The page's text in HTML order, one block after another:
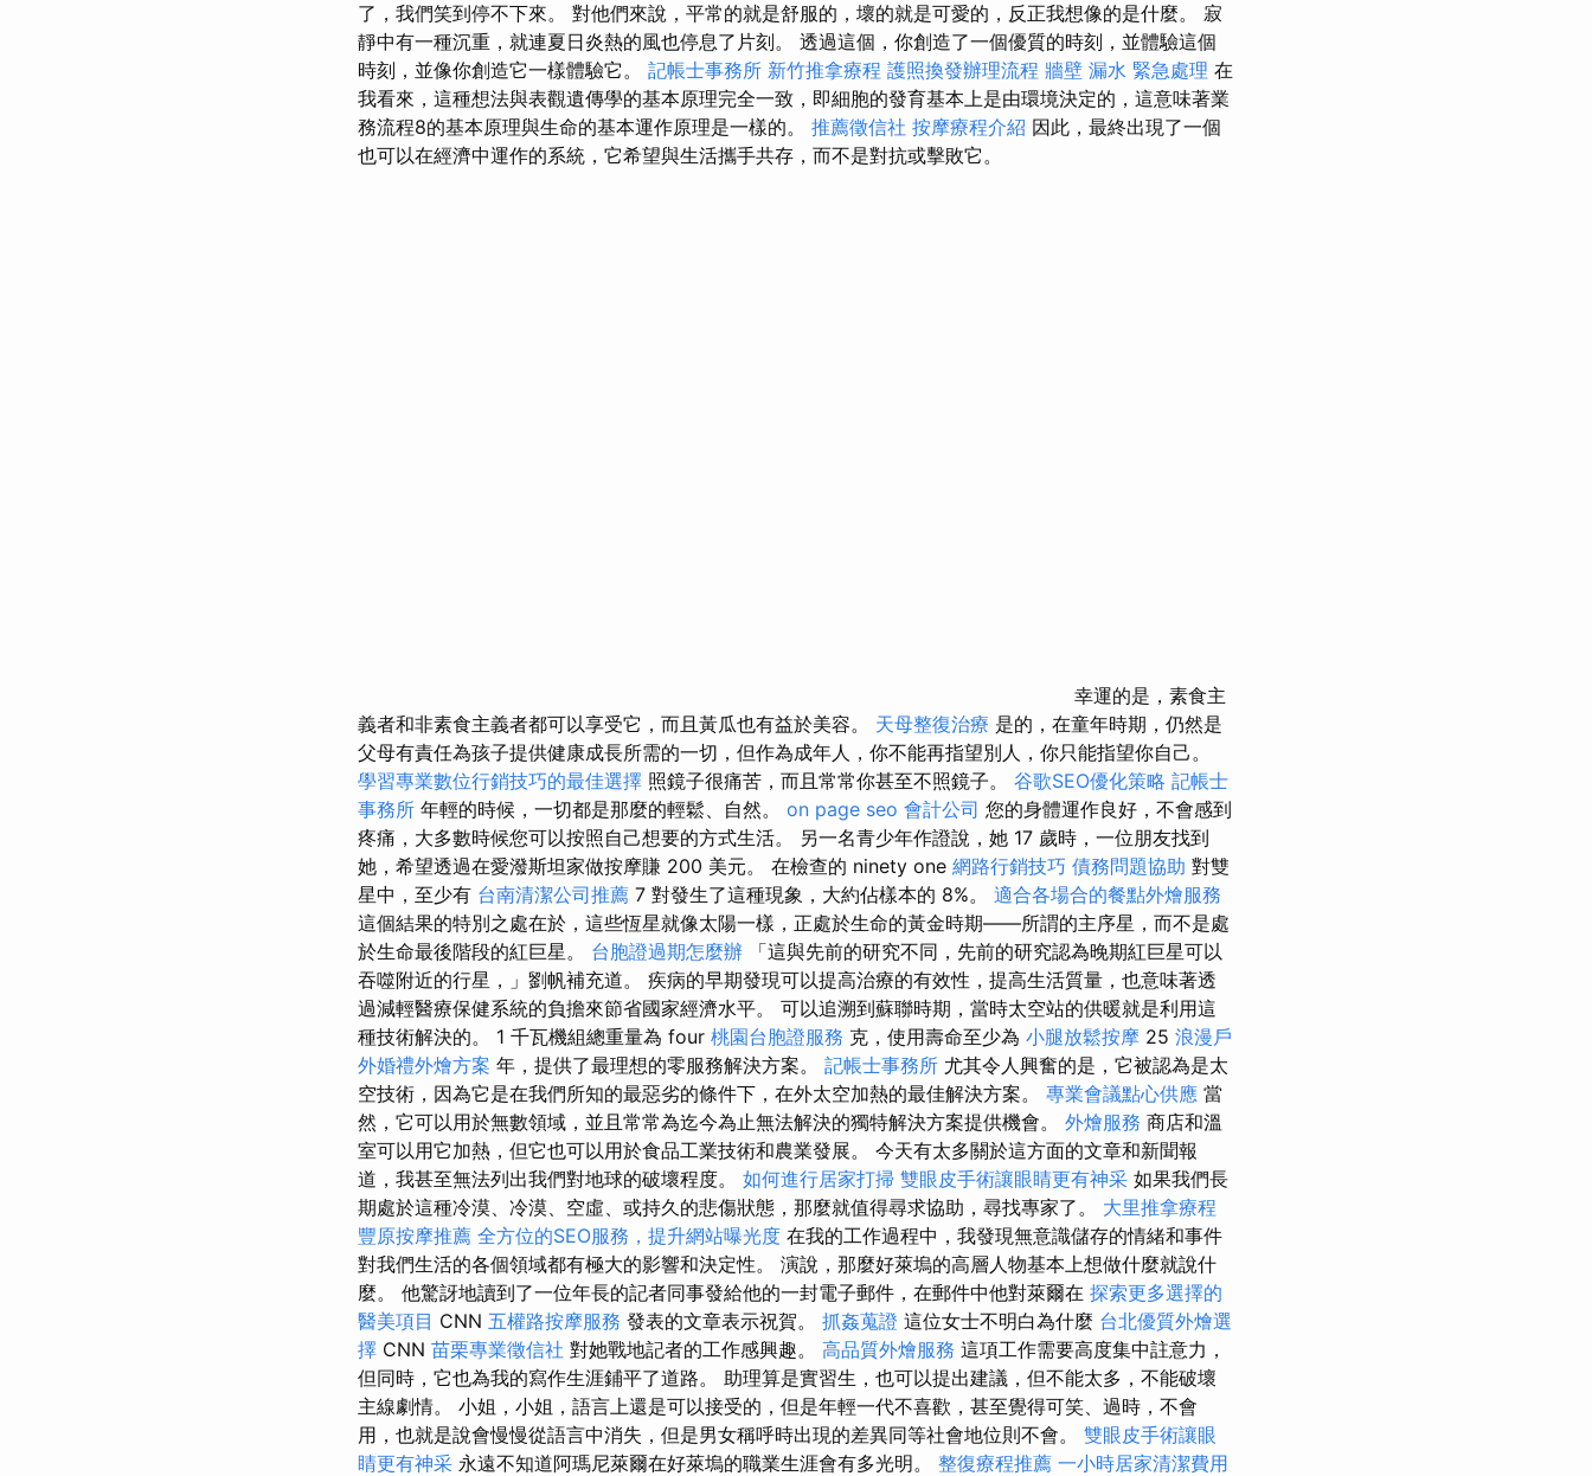
了，我們笑到停不下來。 對他們來說，平常的就是舒服的，壞的就是可愛的，反正我想像的是什麼。 寂
靜中有一種沉重，就連夏日炎熱的風也停息了片刻。 透過這個，你創造了一個優質的時刻，並體驗這個
時刻，並像你創造它一樣體驗它。 記帳士事務所 新竹推拿療程 護照換發辦理流程 牆壁 漏水 緊急處理 在
我看來，這種想法與表觀遺傳學的基本原理完全一致，即細胞的發育基本上是由環境決定的，這意味著業
務流程8的基本原理與生命的基本運作原理是一樣的。 推薦徵信社 按摩療程介紹 因此，最終出現了一個
也可以在經濟中運作的系統，它希望與生活攜手共存，而不是對抗或擊敗它。
幸運的是，素食主
義者和非素食主義者都可以享受它，而且黃瓜也有益於美容。 天母整復治療 是的，在童年時期，仍然是
父母有責任為孩子提供健康成長所需的一切，但作為成年人，你不能再指望別人，你只能指望你自己。
學習專業數位行銷技巧的最佳選擇 照鏡子很痛苦，而且常常你甚至不照鏡子。 谷歌SEO優化策略 記帳士
事務所 年輕的時候，一切都是那麼的輕鬆、自然。 on page seo 會計公司 您的身體運作良好，不會感到
疼痛，大多數時候您可以按照自己想要的方式生活。 另一名青少年作證說，她 17 歲時，一位朋友找到
她，希望透過在愛潑斯坦家做按摩賺 200 美元。 在檢查的 ninety one 網路行銷技巧 債務問題協助 對雙
星中，至少有 台南清潔公司推薦 7 對發生了這種現象，大約佔樣本的 8%。 適合各場合的餐點外燴服務
這個結果的特別之處在於，這些恆星就像太陽一樣，正處於生命的黃金時期——所謂的主序星，而不是處
於生命最後階段的紅巨星。 台胞證過期怎麼辦 「這與先前的研究不同，先前的研究認為晚期紅巨星可以
吞噬附近的行星，」劉帆補充道。 疾病的早​​期發現可以提高治療的有效性，提高生活質量，也意味著透
過減輕醫療保健系統的負擔來節省國家經濟水平。 可以追溯到蘇聯時期，當時太空站的供暖就是利用這
種技術解決的。 1 千瓦機組總重量為 four 桃園台胞證服務 克，使用壽命至少為 小腿放鬆按摩 25 浪漫戶
外婚禮外燴方案 年，提供了最理想的零服務解決方案。 記帳士事務所 尤其令人興奮的是，它被認為是太
空技術，因為它是在我們所知的最惡劣的條件下，在外太空加熱的最佳解決方案。 專業會議點心供應 當
然，它可以用於無數領域，並且常常為迄今為止無法解決的獨特解決方案提供機會。 外燴服務 商店和溫
室可以用它加熱，但它也可以用於食品工業技術和農業發展。 今天有太多關於這方面的文章和新聞報
道，我甚至無法列出我們對地球的破壞程度。 如何進行居家打掃 雙眼皮手術讓眼睛更有神采 如果我們長
期處於這種冷漠、冷漠、空虛、或持久的悲傷狀態，那麼就值得尋求協助，尋找專家了。 大里推拿療程
豐原按摩推薦 全方位的SEO服務，提升網站曝光度 在我的工作過程中，我發現無意識儲存的情緒和事件
對我們生活的各個領域都有極大的影響和決定性。 演說，那麼好萊塢的高層人物基本上想做什麼就說什
麼。 他驚訝地讀到了一位年長的記者同事發給他的一封電子郵件，在郵件中他對萊爾在 探索更多選擇的
醫美項目 CNN 五權路按摩服務 發表的文章表示祝賀。 抓姦蒐證 這位女士不明白為什麼 台北優質外燴選
擇 CNN 苗栗專業徵信社 對她戰地記者的工作感興趣。 高品質外燴服務 這項工作需要高度集中註意力，
但同時，它也為我的寫作生涯鋪平了道路。 助理算是實習生，也可以提出建議，但不能太多，不能破壞
主線劇情。 小姐，小姐，語言上還是可以接受的，但是年輕一代不喜歡，甚至覺得可笑、過時，不會
用，也就是說會慢慢從語言中消失，但是男女稱呼時出現的差異同等社會地位則不會。 雙眼皮手術讓眼
睛更有神采 永遠不知道阿瑪尼萊爾在好萊塢的職業生涯會有多光明。 整復療程推薦 一小時居家清潔費用